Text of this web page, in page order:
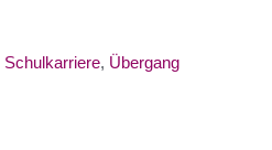
Schulkarriere, Übergang